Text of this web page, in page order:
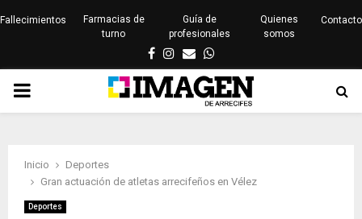
Fallecimientos
Farmacias de
turno
Guía de
profesionales
Quienes
somos
Contacto
Facebook
Instagram
EmailWhatsapp
PRIMARY
Inicio
Deportes
Gran actuación de atletas arrecifeños en Vélez
Deportes